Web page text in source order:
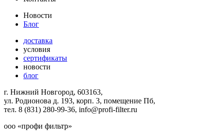
Новости
Блог
доставка
условия
сертификаты
новости
блог
г. Нижний Новгород, 603163,
ул. Родионова д. 193, корп. 3, помещение Пб,
тел. 8 (831) 280-99-36, info@profi-filter.ru
ооо «профи фильтр»